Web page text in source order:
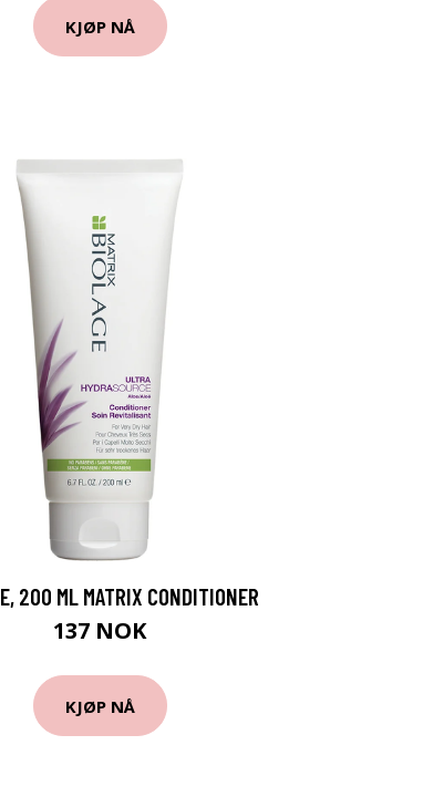
KJØP NÅ
200 ML MATRIX CONDITIONER
137 NOK
KJØP NÅ